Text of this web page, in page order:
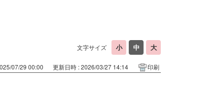
文字サイズ
07/29 00:00 更新日時 : 2026/03/27 14:14 印刷